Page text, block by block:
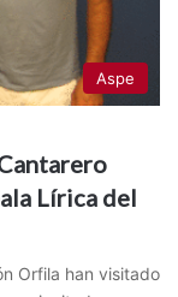
Aspe
Lírica del
Orfila han visitado